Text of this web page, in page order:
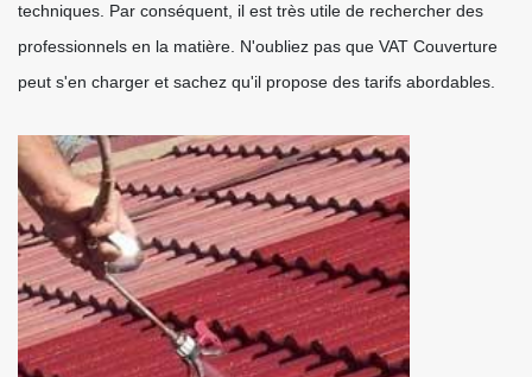
techniques. Par conséquent, il est très utile de rechercher des
professionnels en la matière. N'oubliez pas que VAT Couverture
peut s'en charger et sachez qu'il propose des tarifs abordables.